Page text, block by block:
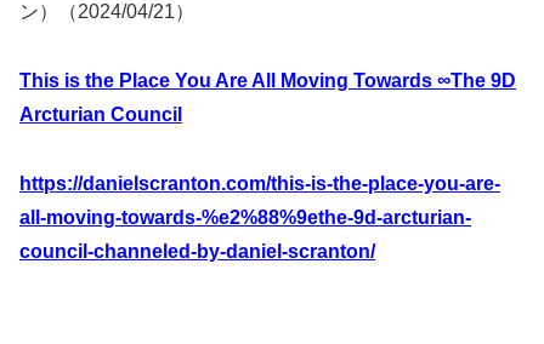
ン）（2024/04/21）
This is the Place You Are All Moving Towards ∞The 9D
Arcturian Council
https://danielscranton.com/this-is-the-place-you-are-
all-moving-towards-%e2%88%9ethe-9d-arcturian-
council-channeled-by-daniel-scranton/